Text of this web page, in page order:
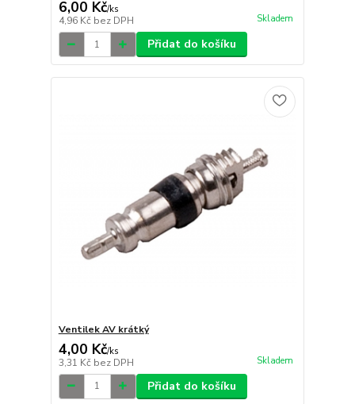
6,00 Kč/ks
4,96 Kč bez DPH Skladem
Přidat do košíku
Ventilek AV krátký
4,00 Kč/ks
3,31 Kč bez DPH Skladem
Přidat do košíku